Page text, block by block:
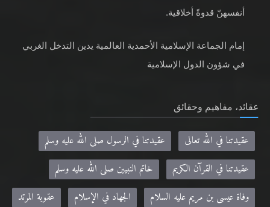
أنفسهنّ قدوةً أخلاقية.
إمام الجماعة الإسلامية الأحمدية العالمية يدين التدخل الغربي
في شؤون الدول الإسلامية
عقائد، مفاهيم وحقائق
عقيدتنا في الله تعالى
عقيدتنا في الرسول صلى الله عليه وسلم
عقيدتنا في القرآن الكريم
خاتم النبيين صلى الله عليه وسلم
وفاة عيسى بن مريم عليه السلام
الجهاد في الإسلام
عقوبة المرتد